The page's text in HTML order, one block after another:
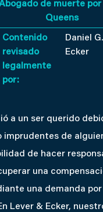
de muerte
Queens
Contenido
revisado
legalmente
por:
Daniel G.
Ecker
a un ser querido
imprudentes de
de hacer
una
una demanda
Lever & Ecker,